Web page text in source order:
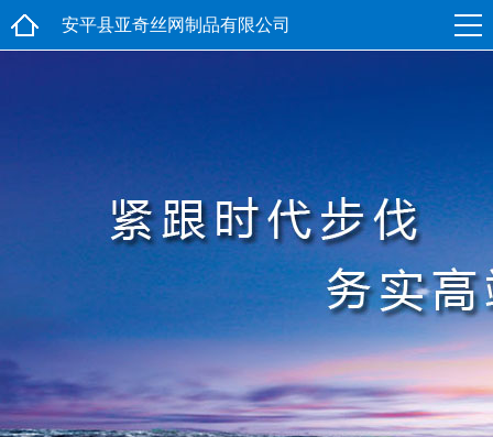
安平县亚奇丝网制品有限公司